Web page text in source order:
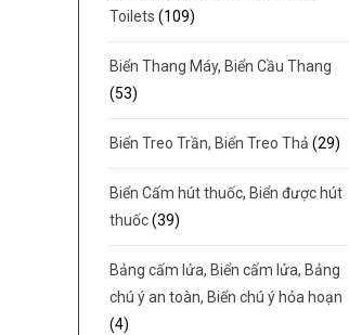
Toilets (109)
Biển Thang Máy, Biển Cầu Thang
(53)
Biển Treo Trần, Biển Treo Thả (29)
Biển Cấm hút thuốc, Biển được hút
thuốc(39)
Bảng cấm lửa, Biển cấm lửa, Bảng
chú ý an toàn, Biển chú ý hỏa hoạn
(4)